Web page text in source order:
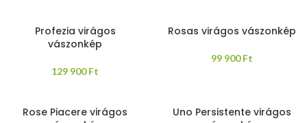
Profezia virágos
vászonkép
129 900Ft
Rosas virágos vászonkép
99 900Ft
Rose Piacere virágos
Uno Persistente virágos